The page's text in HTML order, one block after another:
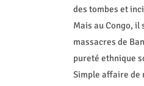
des tombes et
Mais au Congo, il
massacres de
pureté ethnique
Simple affaire de